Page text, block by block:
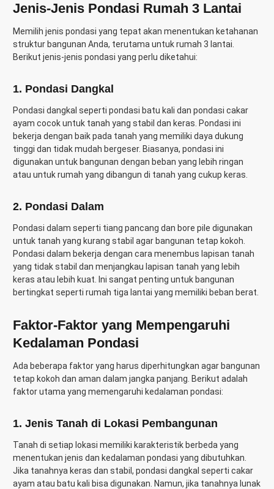
Jenis-Jenis Pondasi Rumah 3 Lantai
Memilih jenis pondasi yang tepat akan menentukan ketahanan
struktur bangunan Anda, terutama untuk rumah 3 lantai.
Berikut jenis-jenis pondasi yang perlu diketahui:
1. Pondasi Dangkal
Pondasi dangkal seperti pondasi batu kali dan pondasi cakar
ayam cocok untuk tanah yang stabil dan keras. Pondasi ini
bekerja dengan baik pada tanah yang memiliki daya dukung
tinggi dan tidak mudah bergeser. Biasanya, pondasi ini
digunakan untuk bangunan dengan beban yang lebih ringan
atau untuk rumah yang dibangun di tanah yang cukup keras.
2. Pondasi Dalam
Pondasi dalam seperti tiang pancang dan bore pile digunakan
untuk tanah yang kurang stabil agar bangunan tetap kokoh.
Pondasi dalam bekerja dengan cara menembus lapisan tanah
yang tidak stabil dan menjangkau lapisan tanah yang lebih
keras atau lebih kuat. Ini sangat penting untuk bangunan
bertingkat seperti rumah tiga lantai yang memiliki beban berat.
Faktor-Faktor yang Mempengaruhi
Kedalaman Pondasi
Ada beberapa faktor yang harus diperhitungkan agar bangunan
tetap kokoh dan aman dalam jangka panjang. Berikut adalah
faktor utama yang memengaruhi kedalaman pondasi:
1. Jenis Tanah di Lokasi Pembangunan
Tanah di setiap lokasi memiliki karakteristik berbeda yang
menentukan jenis dan kedalaman pondasi yang dibutuhkan.
Jika tanahnya keras dan stabil, pondasi dangkal seperti cakar
ayam atau batu kali bisa digunakan. Namun, jika tanahnya lunak